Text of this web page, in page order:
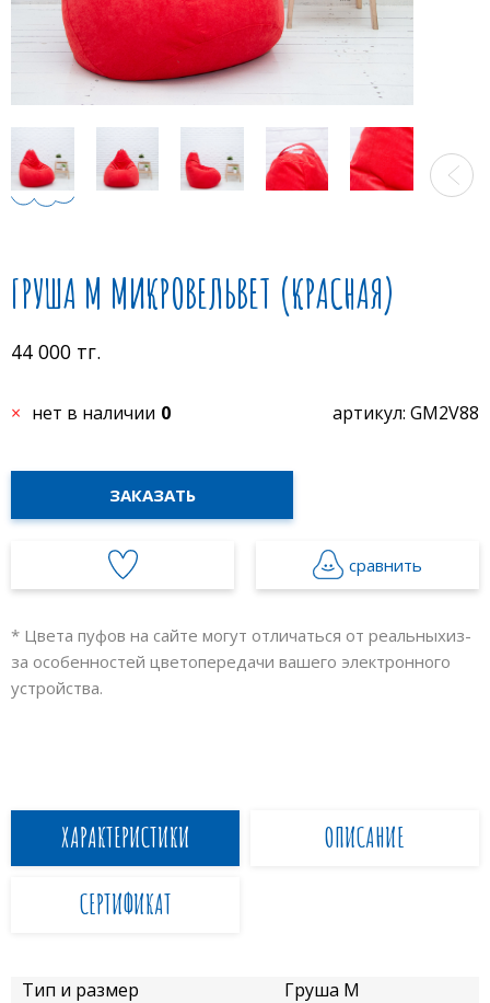
ГРУША M МИКРОВЕЛЬВЕТ (КРАСНАЯ)
44 000 тг.
нет в наличии 0 артикул: GM2V88
ЗАКАЗАТЬ
сравнить
* Цвета пуфов на сайте могут отличаться от реальныхиз-
за особенностей цветопередачи вашего электронного
устройства.
ХАРАКТЕРИСТИКИ
ОПИСАНИЕ
СЕРТИФИКАТ
Тип и размер
Груша M